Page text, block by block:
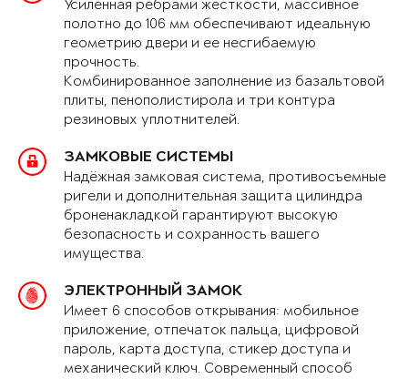
Усиленная рёбрами жёсткости, массивное
полотно до 106 мм обеспечивают идеальную
геометрию двери и ее несгибаемую
прочность.
Комбинированное заполнение из базальтовой
плиты, пенополистирола и три контура
резиновых уплотнителей.
ЗАМКОВЫЕ СИСТЕМЫ
Надёжная замковая система, противосъемные
ригели и дополнительная защита цилиндра
броненакладкой гарантируют высокую
безопасность и сохранность вашего
имущества.
ЭЛЕКТРОННЫЙ ЗАМОК
Имеет 6 способов открывания: мобильное
приложение, отпечаток пальца, цифровой
пароль, карта доступа, стикер доступа и
механический ключ. Современный способ